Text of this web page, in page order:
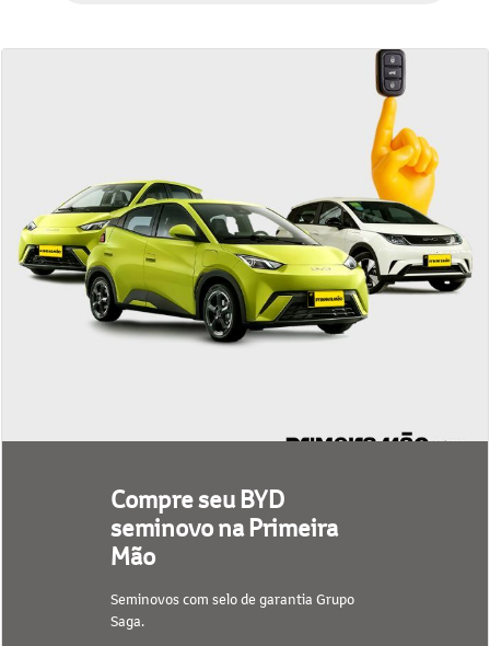
seminovo na Primeira
Mão
Seminovos com selo de garantia Grupo